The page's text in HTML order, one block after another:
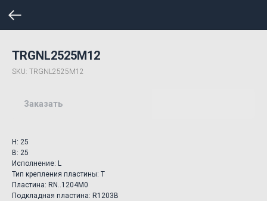
TRGNL2525M12
SKU: TRGNL2525M12
Заказать
H: 25
B: 25
Исполнение: L
Тип крепления пластины: T
Пластина: RN..1204M0
Подкладная пластина: R1203B